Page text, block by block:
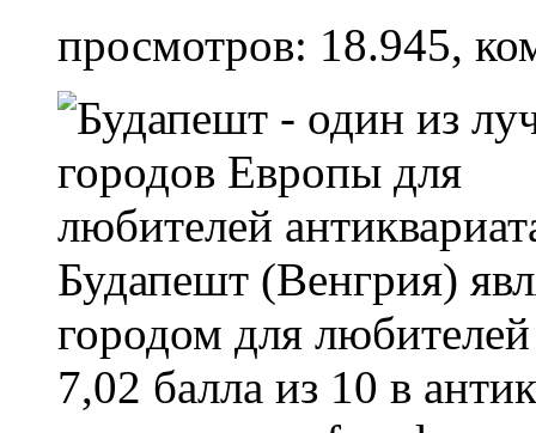
просмотров: 18.945,
Будапешт (Венгрия)
городом для
7,02 балла из 10 в